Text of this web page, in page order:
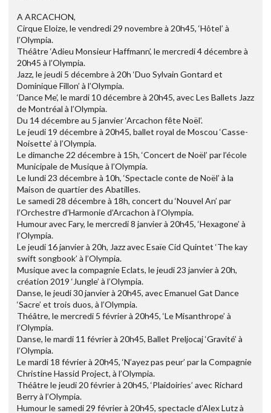
A ARCACHON,
Cirque Eloize, le vendredi 29 novembre à 20h45, ‘Hôtel’ à
l’Olympia.
Théâtre ‘Adieu Monsieur Haffmann’, le mercredi 4 décembre à
20h45 à l’Olympia.
Jazz, le jeudi 5 décembre à 20h ‘Duo Sylvain Gontard et
Dominique Fillon’ à l’Olympia.
‘Dance Me’, le mardi 10 décembre à 20h45, avec Les Ballets Jazz
de Montréal à l’Olympia.
Du 14 décembre au 5 janvier ‘Arcachon fête Noël’.
Le jeudi 19 décembre à 20h45, ballet royal de Moscou ‘Casse-
Noisette’ à l’Olympia.
Le dimanche 22 décembre à 15h, ‘Concert de Noël’ par l’école
Municipale de Musique à l’Olympia.
Le lundi 23 décembre à 10h, ‘Spectacle conte de Noël’ à la
Maison de quartier des Abatilles.
Le samedi 28 décembre à 18h, concert du ‘Nouvel An’ par
l’Orchestre d’Harmonie d’Arcachon à l’Olympia.
Humour avec Fary, le mercredi 8 janvier à 20h45, ‘Hexagone’ à
l’Olympia.
Le jeudi 16 janvier à 20h, Jazz avec Esaïe Cid Quintet ‘The kay
swift songbook’ à l’Olympia.
Musique avec la compagnie Eclats, le jeudi 23 janvier à 20h,
création 2019 ‘Jungle’ à l’Olympia.
Danse, le jeudi 30 janvier à 20h45, avec Emanuel Gat Dance
‘Sacre’ et trois duos, à l’Olympia.
Théâtre, le mercredi 5 février à 20h45, ‘Le Misanthrope’ à
l’Olympia.
Danse, le mardi 11 février à 20h45, Ballet Preljocaj ‘Gravité’ à
l’Olympia.
Le mardi 18 février à 20h45, ‘N’ayez pas peur’ par la Compagnie
Christine Hassid Project, à l’Olympia.
Théâtre le jeudi 20 février à 20h45, ‘Plaidoiries’ avec Richard
Berry à l’Olympia.
Humour le samedi 29 février à 20h45, spectacle d’Alex Lutz à